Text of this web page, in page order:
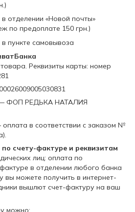
отделении «Новой почты»
по предоплате 150 грн.)
пункте самовывоза
Реквизиты карты: номер
— ФОП РЕДЬКА НАТАЛИЯ
в соответствии с заказом №
счету-фактуре и реквизитам
лиц: оплата по
в отделении любого банка
вы можете получить в интернет-
вышлют счет-фактуру на ваш
можно: